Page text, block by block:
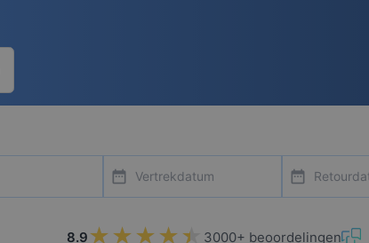
date_range date_range
8.9 ★★★★★
★★★★★ 3000+ beoordelingen